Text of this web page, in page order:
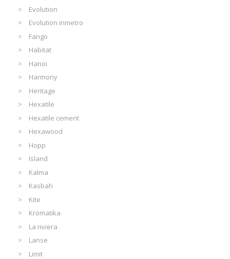
Evolution
Evolution inmetro
Fango
Habitat
Hanoi
Harmony
Heritage
Hexatile
Hexatile cement
Hexawood
Hopp
Island
Kalma
Kasbah
Kite
Kromatika
La riviera
Lanse
Limit